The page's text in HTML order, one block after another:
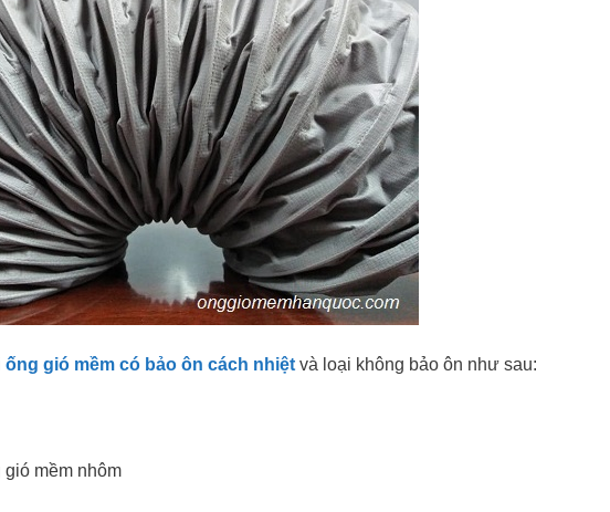
ống gió mềm có bảo ôn cách nhiệt và loại không bảo ôn như sau:
mềm nhôm